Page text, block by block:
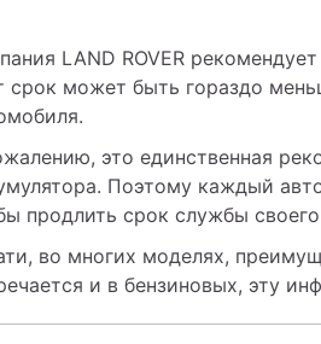
LAND ROVER
срок может быть гораздо
это единственная
Поэтому каждый
продлить срок службы
во многих моделях,
и в бензиновых, эту